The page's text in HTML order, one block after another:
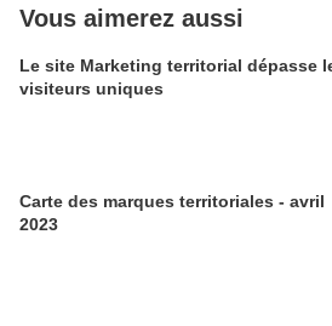
Vous aimerez aussi
Le site Marketing territorial dépasse
visiteurs uniques
Carte des marques territoriales - avril
2023